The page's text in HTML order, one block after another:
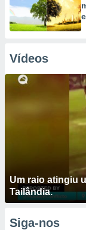
Vídeos
Um raio atingiu
Tailândia.
Siga-nos